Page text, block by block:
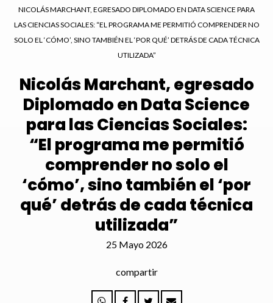
NICOLÁS MARCHANT, EGRESADO DIPLOMADO EN DATA SCIENCE PARA
LAS CIENCIAS SOCIALES: “EL PROGRAMA ME PERMITIÓ COMPRENDER NO
SOLO EL ‘CÓMO’, SINO TAMBIÉN EL ‘POR QUÉ’ DETRÁS DE CADA TÉCNICA
UTILIZADA”
Nicolás Marchant, egresado
Diplomado en Data Science
para las Ciencias Sociales:
“El programa me permitió
comprender no solo el
‘cómo’, sino también el ‘por
qué’ detrás de cada técnica
utilizada”
25 Mayo 2026
compartir